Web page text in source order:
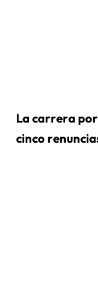
La carrera
cinco